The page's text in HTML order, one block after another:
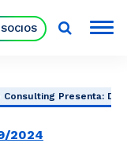
Consulting Presenta:
2024